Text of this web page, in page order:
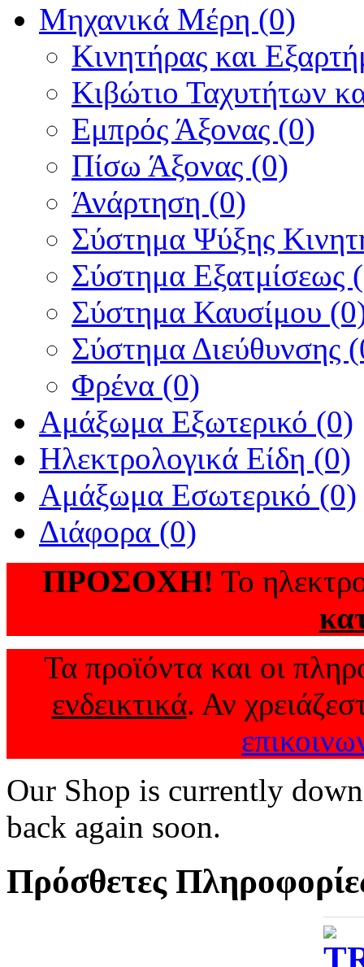
Μηχανικά Μέρη (0)
Κινητήρας και
Κιβώτιο Ταχυτήτων
Εμπρός Άξονας (0)
Πίσω Άξονας (0)
Άνάρτηση (0)
Σύστημα Ψύξης
Σύστημα Εξατμίσεως
Σύστημα Καυσίμου
Σύστημα Διεύθυνσης
Φρένα (0)
Αμάξωμα Εξωτερικό (0)
Ηλεκτρολογικά Είδη (0)
Αμάξωμα Εσωτερικό (0)
Διάφορα (0)
ΠΡΟΣΟΧΗ! Το
Τα προϊόντα και οι
ενδεικτικά. Αν
Our Shop is currently
back again soon.
Πρόσθετες